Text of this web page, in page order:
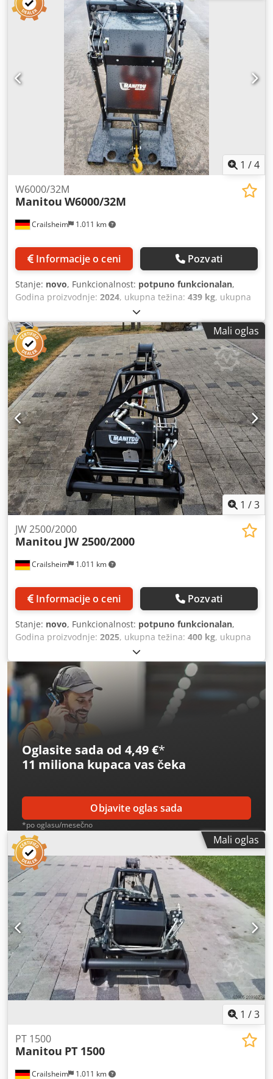
Godina proizvodnje: 2019 Visina (mm): 2.400 Dužina (mm):
1.200 Nosivost (kg): 7.200 Težina (kg): 767 Širina (mm):
1 /4
Crailsheim 1.011 km
W6000/32M
Manitou W6000/32M
Informacije o ceni Pozvati
Stanje: novo, Funkcionalnost: potpuno funkcionalan,
Godina proizvodnje: 2024, ukupna težina: 439 kg, ukupna
, ukupna dužina:
1.070 mm, nosivost:6.000 kg, Vitlo Proizvođač: Manitou
Tip: W6000/32M Godina proizvodnje: 2024 Visina (mm):
1.830 Dužina (mm): 900 Nosivost (kg): 6.000 Težina (kg): 439
Širina (mm): 1.070 Djdpfx Adoxpyato Njck
Mali oglas
1 /3
Crailsheim 1.011 km
JW 2500/2000
Manitou JW 2500/2000
Informacije o ceni Pozvati
Stanje: novo, Funkcionalnost: potpuno funkcionalan,
Godina proizvodnje: 2025, ukupna težina: 400 kg, ukupna
, ukupna dužina:
820 mm, nosivost:2.000 kg, Rešetkasti jarbol sa sajlom
vitlom Proizvođač: Manitou Tip: JW 2500/2000 Godina
proizvodnje: 2025 Visina (mm): 950 Dužina (mm): 2.600
Nosivost (kg): 2.000 Težina (kg): 400 Djdpoya Ix Tsfx Ad Nsck
Širina (mm): 820
Oglasite sada od 4,49 €*
11 miliona kupaca vas čeka
Objavite oglas sada
*po oglasu/mesečno
Mali oglas
1 /3
Crailsheim 1.011 km
PT 1500
Manitou PT 1500